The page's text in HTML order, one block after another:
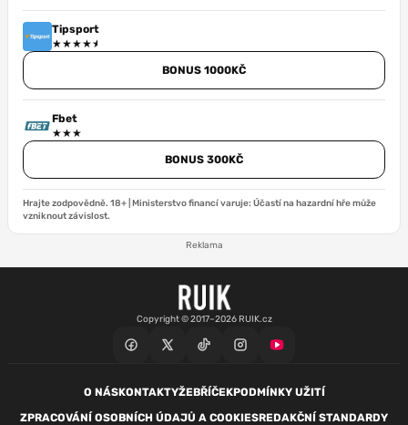
Tipsport
BONUS 1000KČ
Fbet
BONUS 300KČ
Hrajte zodpovědně. 18+ | Ministerstvo financí varuje: Účastí na hazardní hře může
vzniknout závislost.
Reklama
Copyright © 2017–2026 RUIK.cz
O NÁSKONTAKTYŽEBŘÍČEKPODMÍNKY UŽITÍ
ZPRACOVÁNÍ OSOBNÍCH ÚDAJŮ A COOKIESREDAKČNÍ STANDARDY